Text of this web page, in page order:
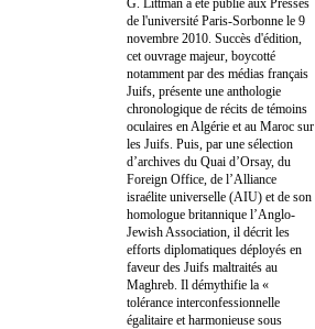
de l'université Paris-Sorbonne le 9
novembre 2010. Succès d'édition,
cet ouvrage majeur, boycotté
notamment par des médias français
Juifs, présente une anthologie
chronologique de récits de témoins
oculaires en Algérie et au Maroc sur
les Juifs. Puis, par une sélection
d’archives du Quai d’Orsay, du
Foreign Office, de l’Alliance
israélite universelle (AIU) et de son
homologue britannique l’Anglo-
Jewish Association, il décrit les
efforts diplomatiques déployés en
faveur des Juifs maltraités au
Maghreb. Il démythifie la «
tolérance interconfessionnelle
égalitaire et harmonieuse sous